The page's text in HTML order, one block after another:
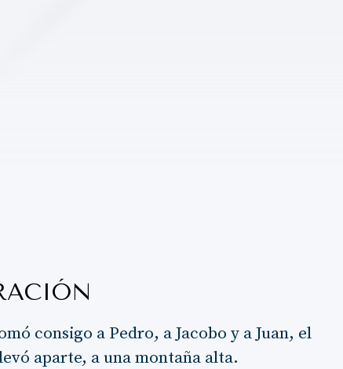
consigo a Pedro, a Jacobo y a Juan, el
aparte, a una montaña alta.